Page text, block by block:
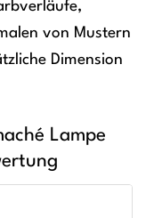
von Mustern
Dimension
Lampe